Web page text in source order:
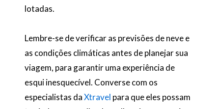
lotadas.
Lembre-se de verificar as previsões de neve e
as condições climáticas antes de planejar sua
viagem, para garantir uma experiência de
esqui inesquecível. Converse com os
especialistas daXtravel para que eles possam